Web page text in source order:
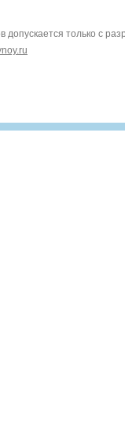
допускается только с